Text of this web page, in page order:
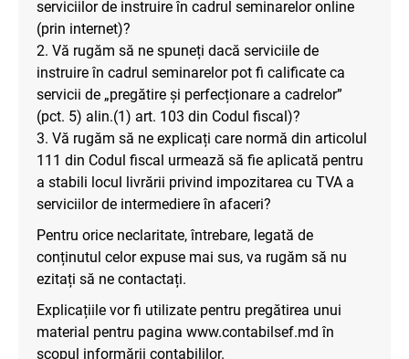
serviciilor de instruire în cadrul seminarelor online
(prin internet)?
2. Vă rugăm să ne spuneți dacă serviciile de
instruire în cadrul seminarelor pot fi calificate ca
servicii de „pregătire și perfecționare a cadrelor”
(pct. 5) alin.(1) art. 103 din Codul fiscal)?
3. Vă rugăm să ne explicați care normă din articolul
111 din Codul fiscal urmează să fie aplicată pentru
a stabili locul livrării privind impozitarea cu TVA a
serviciilor de intermediere în afaceri?
Pentru orice neclaritate, întrebare, legată de
conținutul celor expuse mai sus, va rugăm să nu
ezitați să ne contactați.
Explicațiile vor fi utilizate pentru pregătirea unui
material pentru pagina www.contabilsef.md în
scopul informării contabililor.